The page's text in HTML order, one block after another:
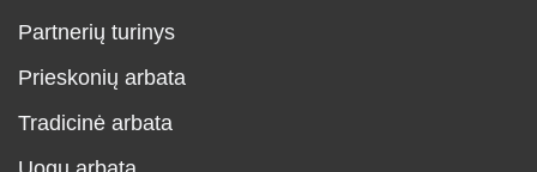
Partnerių turinys
Prieskonių arbata
Tradicinė arbata